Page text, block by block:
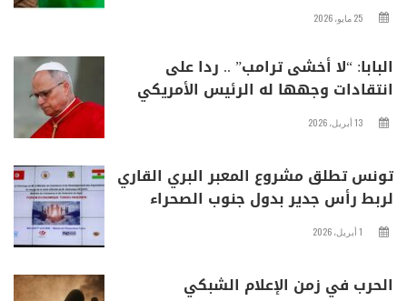
25 مايو، 2026
البابا: “لا أخشى ترامب” .. ردا على
انتقادات وجهها له الرئيس الأمريكي
13 أبريل، 2026
تونس تطلق مشروع المعبر البري القاري
لربط رأس جدير بدول جنوب الصحراء
1 أبريل، 2026
الحرب في زمن الإعلام الشبكي